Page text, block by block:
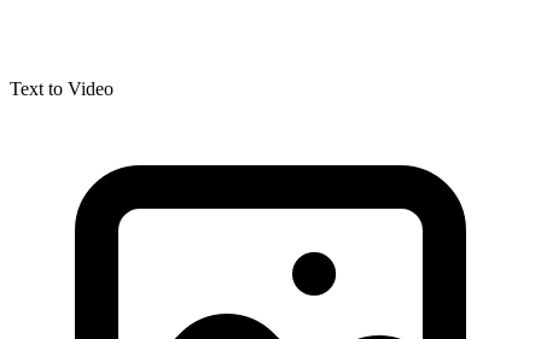
Text to Video